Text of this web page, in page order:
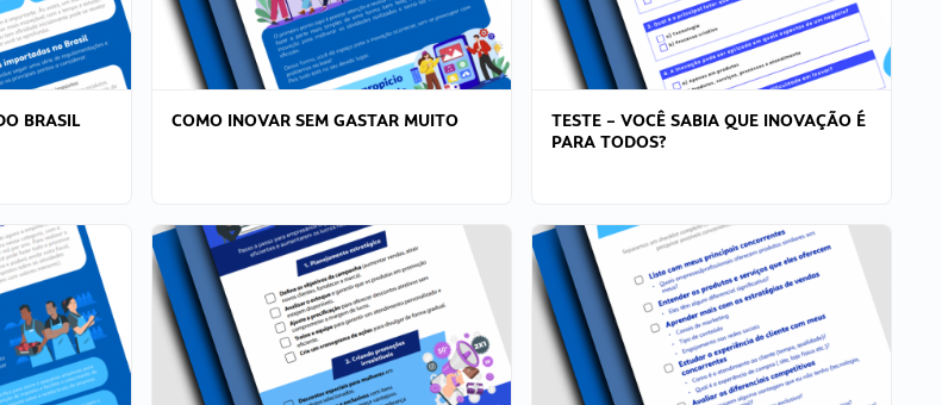
BRASIL COMO INOVAR SEM GASTAR MUITO
TESTE – VOCÊ SABIA QUE INOVAÇÃO É
PARA TODOS?